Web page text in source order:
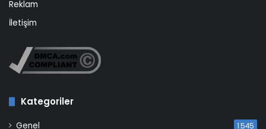
Reklam
İletişim
Kategoriler
Genel 1.545